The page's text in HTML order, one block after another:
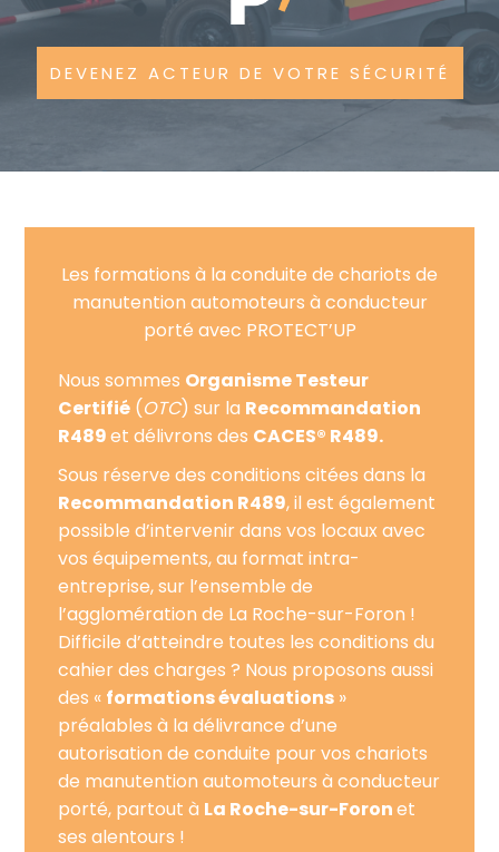
DEVENEZ ACTEUR DE VOTRE SÉCURITÉ
Les formations à la conduite de chariots de
manutention automoteurs à conducteur
porté avec PROTECT’UP
Nous sommes Organisme Testeur
Certifié (OTC) sur la Recommandation
R489et délivrons des CACES® R489.
Sous réserve des conditions citées dans la
Recommandation R489, il est également
possible d’intervenir dans vos locaux avec
vos équipements, au format intra-
entreprise, sur l’ensemble de
l’agglomération de La Roche-sur-Foron !
Difficile d’atteindre toutes les conditions du
cahier des charges ? Nous proposons aussi
des « formations évaluations »
préalables à la délivrance d’une
autorisation de conduite pour vos chariots
de manutention automoteurs à conducteur
porté, partout à La Roche-sur-Foronet
ses alentours !